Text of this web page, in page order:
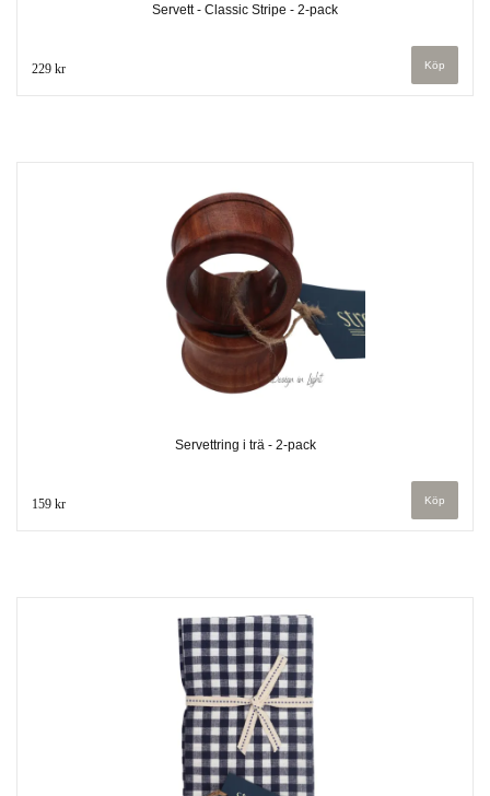
Servett - Classic Stripe - 2-pack
229 kr
Servettring i trä - 2-pack
159 kr